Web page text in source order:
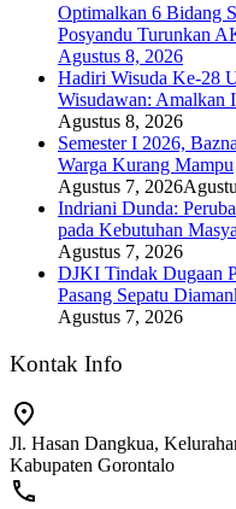
Optimalkan 6 Bidang
Posyandu Turunkan
Agustus 8, 2026
Hadiri Wisuda Ke-28
Wisudawan: Amalkan
Agustus 8, 2026
Semester I 2026,
Warga Kurang Mampu
Agustus 7, 2026
Indriani Dunda:
pada Kebutuhan
Agustus 7, 2026
DJKI Tindak Dugaan
Pasang Sepatu
Agustus 7, 2026
Kontak Info
Jl. Hasan Dangkua,
Kabupaten Gorontalo